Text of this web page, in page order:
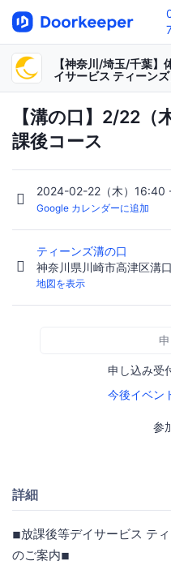
【神奈川/埼玉/千葉
イサービス ティーンズ
【溝の口】2/22（
課後コース
2024-02-22（木）16:40
Google カレンダーに追加
ティーンズ溝の口
神奈川県川崎市高津区
地図を表示
申し込み受
今後イベン
参
詳細
◾︎放課後等デイサービス テ
のご案内◾︎